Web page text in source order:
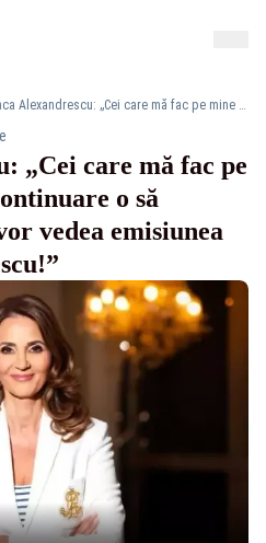
Anca Alexandrescu: „Cei care mă fac pe mine PSD-istă în continuare o să înțeleagă după ce vor vedea emisiunea cu domnul Georgescu!”
„Cei care mă fac pe
o să
vedea emisiunea